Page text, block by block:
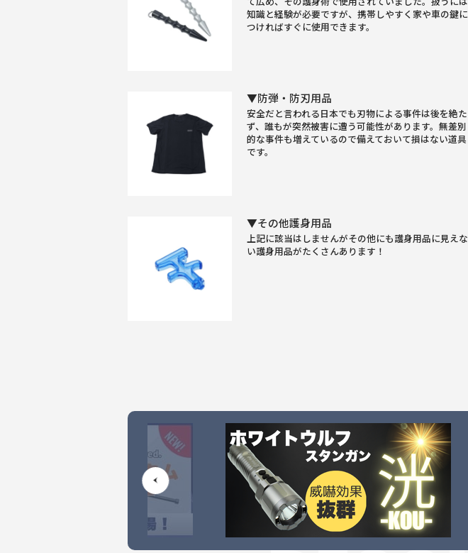
知識と経験が必要ですが、携帯しやすく家や車の鍵に
つければすぐに使用できます。
▼防弾・防刃用品
安全だと言われる日本でも刃物による事件は後を絶た
ず、誰もが突然被害に遭う可能性があります。無差別
的な事件も増えているので備えておいて損はない道具
です。
▼その他護身用品
上記に該当はしませんがその他にも護身用品に見えな
い護身用品がたくさんあります！